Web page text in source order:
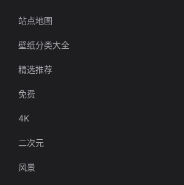
站点地图
壁纸分类大全
精选推荐
免费
4K
二次元
风景